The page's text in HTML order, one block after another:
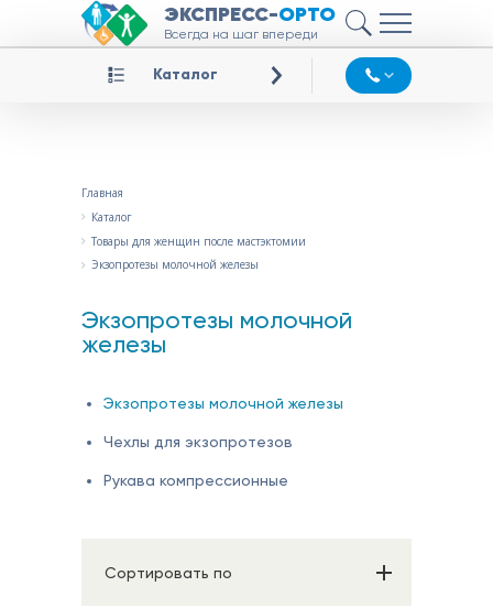
ЭКСПРЕСС-ОРТО
Всегда на шаг впереди
Каталог
Главная
Каталог
Товары для женщин после мастэктомии
Экзопротезы молочной железы
Экзопротезы молочной
железы
Экзопротезы молочной железы
Чехлы для экзопротезов
Рукава компрессионные
Сортировать по